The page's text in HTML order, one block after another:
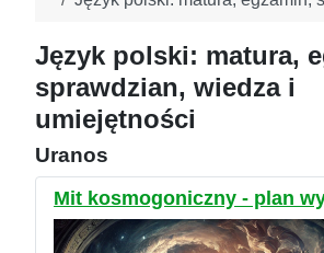
Język polski: matura,
sprawdzian, wiedza i
umiejętności
Uranos
Mit kosmogoniczny - plan